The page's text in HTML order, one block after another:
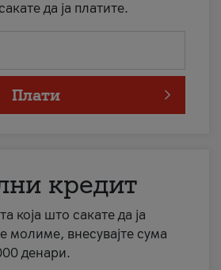
да ја платите.
Плати
кредит
која што сакате да ја
молиме, внесувајте сума
денари.